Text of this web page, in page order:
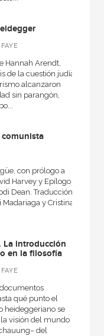
Hannah Arendt,
de la cuestión judía
alcanzaron
sin parangón,
con prólogo a
Harvey y Epílogo
Dean. Traducción
y Cristina
La introducción
en la filosofía
qué punto el
heideggeriano se
visión del mundo
del